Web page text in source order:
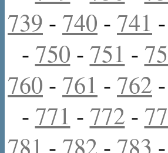
739 - 740 - 741 -
- 750 - 751 -
760 - 761 - 762 -
- 771 - 772 -
781 - 782 - 783 -